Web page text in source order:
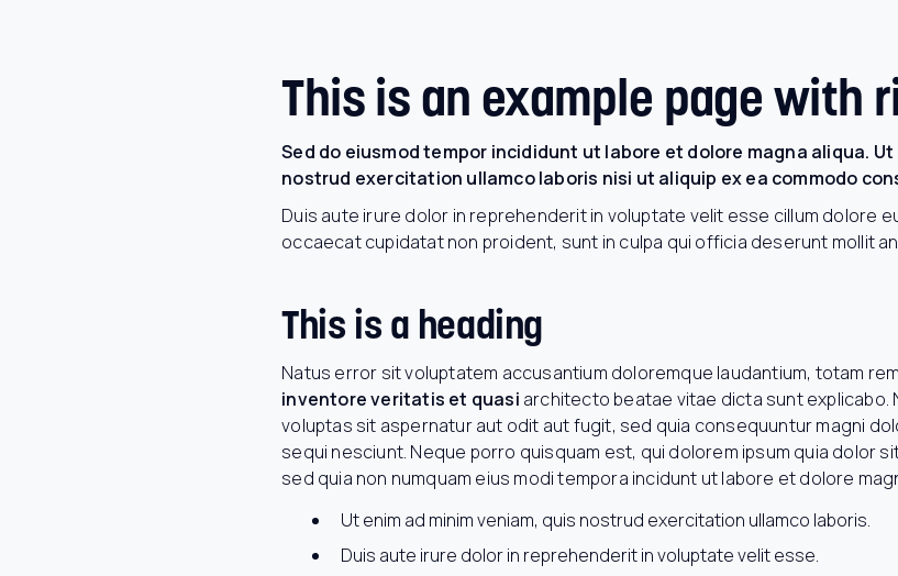
This is an example page with
Sed do eiusmod tempor incididunt ut labore et dolore magna aliqua. Ut
nostrud exercitation ullamco laboris nisi ut aliquip ex ea commodo
Duis aute irure dolor in reprehenderit in voluptate velit esse cillum dolore
occaecat cupidatat non proident, sunt in culpa qui officia deserunt mollit
This is a heading
Natus error sit voluptatem accusantium doloremque laudantium, totam
inventore veritatis et quasi architecto beatae vitae dicta sunt explicabo.
voluptas sit aspernatur aut odit aut fugit, sed quia consequuntur magni
sequi nesciunt. Neque porro quisquam est, qui dolorem ipsum quia dolor
sed quia non numquam eius modi tempora incidunt ut labore et dolore
Ut enim ad minim veniam, quis nostrud exercitation ullamco laboris.
Duis aute irure dolor in reprehenderit in voluptate velit esse.